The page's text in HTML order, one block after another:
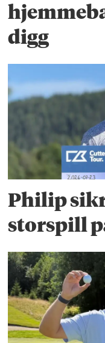
digg
Philip
storspill